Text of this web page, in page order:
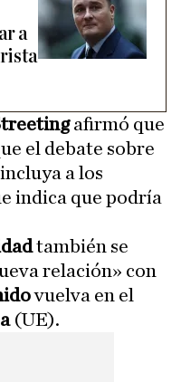
a
afirmó que
el debate sobre
a los
indica que podría
también se
relación» con
vuelva en el
(UE).